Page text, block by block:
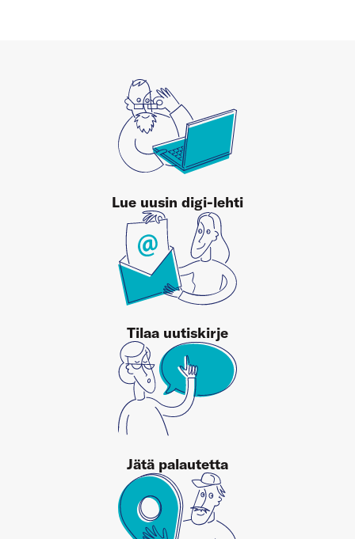
Lue uusin digi-lehti
Tilaa uutiskirje
Jätä palautetta